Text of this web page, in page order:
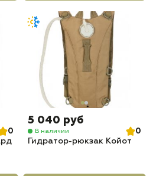
0
5 040 руб
В наличии
0
Гидратор-рюкзак Койот